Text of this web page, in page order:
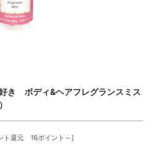
き ボディ&ヘアフレグランスミス
ト還元 16ポイント～]